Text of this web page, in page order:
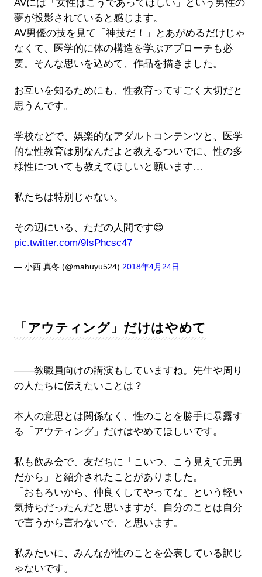
AVには「女性はこうであってほしい」という男性の
夢が投影されていると感じます。
AV男優の技を見て「神技だ！」とあがめるだけじゃ
なくて、医学的に体の構造を学ぶアプローチも必
要。そんな思いを込めて、作品を描きました。
お互いを知るためにも、性教育ってすごく大切だと
思うんです。
学校などで、娯楽的なアダルトコンテンツと、医学
的な性教育は別なんだよと教えるついでに、性の多
様性についても教えてほしいと願います…
私たちは特別じゃない。
その辺にいる、ただの人間です😊
pic.twitter.com/9IsPhcsc47
— 小西 真冬 (@mahuyu524) 2018年4月24日
「アウティング」だけはやめて
――教職員向けの講演もしていますね。先生や周り
の人たちに伝えたいことは？
本人の意思とは関係なく、性のことを勝手に暴露す
る「アウティング」だけはやめてほしいです。
私も飲み会で、友だちに「こいつ、こう見えて元男
だから」と紹介されたことがありました。
「おもろいから、仲良くしてやってな」という軽い
気持ちだったんだと思いますが、自分のことは自分
で言うから言わないで、と思います。
私みたいに、みんなが性のことを公表している訳じ
ゃないです。